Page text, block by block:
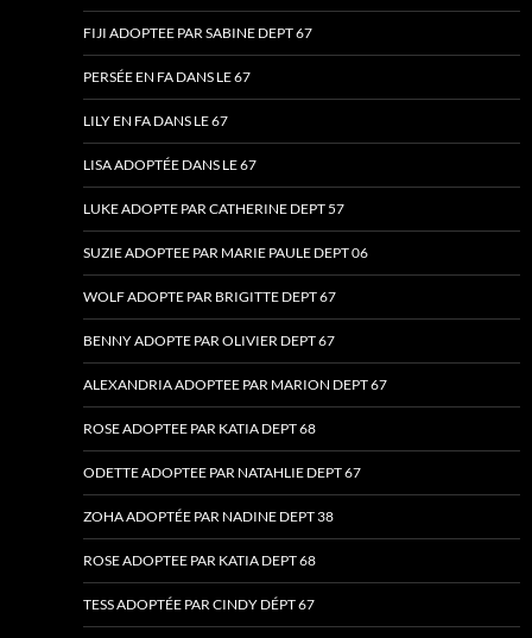
FIJI ADOPTEE PAR SABINE DEPT 67
PERSÉE EN FA DANS LE 67
LILY EN FA DANS LE 67
LISA ADOPTÉE DANS LE 67
LUKE ADOPTE PAR CATHERINE DEPT 57
SUZIE ADOPTEE PAR MARIE PAULE DEPT 06
WOLF ADOPTE PAR BRIGITTE DEPT 67
BENNY ADOPTE PAR OLIVIER DEPT 67
ALEXANDRIA ADOPTEE PAR MARION DEPT 67
ROSE ADOPTEE PAR KATIA DEPT 68
ODETTE ADOPTEE PAR NATAHLIE DEPT 67
ZOHA ADOPTÉE PAR NADINE DEPT 38
ROSE ADOPTEE PAR KATIA DEPT 68
TESS ADOPTÉE PAR CINDY DÉPT 67